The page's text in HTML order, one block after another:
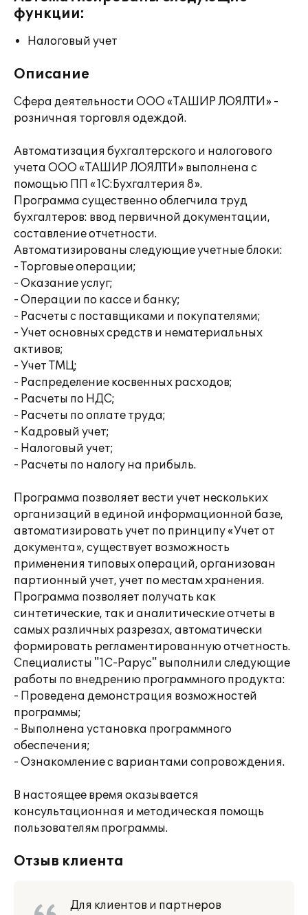
функции:
Налоговый учет
Описание
Сфера деятельности ООО «ТАШИР ЛОЯЛТИ» -
розничная торговля одеждой.
Автоматизация бухгалтерского и налогового
учета ООО «ТАШИР ЛОЯЛТИ» выполнена с
помощью ПП «1С:Бухгалтерия 8».
Программа существенно облегчила труд
бухгалтеров: ввод первичной документации,
составление отчетности.
Автоматизированы следующие учетные блоки:
- Торговые операции;
- Оказание услуг;
- Операции по кассе и банку;
- Расчеты с поставщиками и покупателями;
- Учет основных средств и нематериальных
активов;
- Учет ТМЦ;
- Распределение косвенных расходов;
- Расчеты по НДС;
- Расчеты по оплате труда;
- Кадровый учет;
- Налоговый учет;
- Расчеты по налогу на прибыль.
Программа позволяет вести учет нескольких
организаций в единой информационной базе,
автоматизировать учет по принципу «Учет от
документа», существует возможность
применения типовых операций, организован
партионный учет, учет по местам хранения.
Программа позволяет получать как
синтетические, так и аналитические отчеты в
самых различных разрезах, автоматически
формировать регламентированную отчетность.
Специалисты "1С-Рарус" выполнили следующие
работы по внедрению программного продукта:
- Проведена демонстрация возможностей
программы;
- Выполнена установка программного
обеспечения;
- Ознакомление с вариантами сопровождения.
В настоящее время оказывается
консультационная и методическая помощь
пользователям программы.
Отзыв клиента
Для клиентов и партнеров